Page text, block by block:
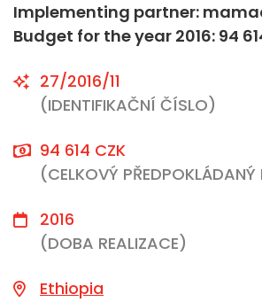
Implementing partner:
Budget for the year 2016: 94
27/2016/11
(IDENTIFIKAČNÍ ČÍSLO)
94 614 CZK
(CELKOVÝ
2016
(DOBA REALIZACE)
Ethiopia